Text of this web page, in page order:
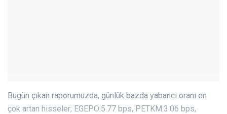
Bugün çıkan raporumuzda, günlük bazda yabancı oranı en
çok artan hisseler; EGEPO:5.77 bps, PETKM:3.06 bps,